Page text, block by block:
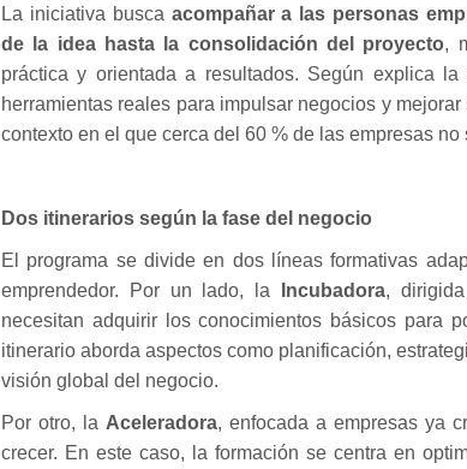
La iniciativa busca acompañar a las personas
de la idea hasta la consolidación del proyecto,
práctica y orientada a resultados. Según explica
herramientas reales para impulsar negocios y
contexto en el que cerca del 60 % de las empresas
Dos itinerarios según la fase del negocio
El programa se divide en dos líneas formativas
emprendedor. Por un lado, la Incubadora,
necesitan adquirir los conocimientos básicos para
itinerario aborda aspectos como planificación,
visión global del negocio.
Por otro, la Aceleradora, enfocada a empresas ya
crecer. En este caso, la formación se centra en